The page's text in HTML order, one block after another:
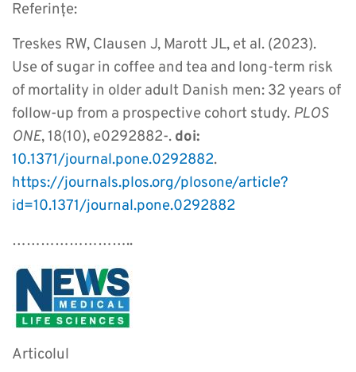
Referințe:
Treskes RW, Clausen J, Marott JL, et al. (2023).
Use of sugar in coffee and tea and long-term risk
of mortality in older adult Danish men: 32 years of
follow-up from a prospective cohort study. PLOS
ONE, 18(10), e0292882-. doi:
10.1371/journal.pone.0292882.
https://journals.plos.org/plosone/article?
id=10.1371/journal.pone.0292882
……………………..
Articolul